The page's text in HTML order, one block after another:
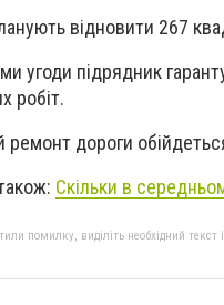
відновити 267
угоди підрядник
робіт.
ремонт дороги
Скільки в
помилку, виділіть необхідний